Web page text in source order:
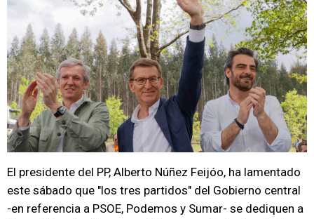
El presidente del PP, Alberto Núñez Feijóo, ha lamentado
este sábado que "los tres partidos" del Gobierno central
-en referencia a PSOE, Podemos y Sumar- se dediquen a